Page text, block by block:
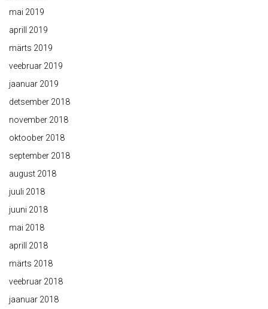
mai 2019
aprill 2019
märts 2019
veebruar 2019
jaanuar 2019
detsember 2018
november 2018
oktoober 2018
september 2018
august 2018
juuli 2018
juuni 2018
mai 2018
aprill 2018
märts 2018
veebruar 2018
jaanuar 2018